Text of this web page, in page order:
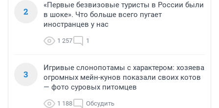
2
«Первые безвизовые туристы в России были
в шоке». Что больше всего пугает
иностранцев у нас
1 257 1
3
Игривые слонопотамы с характером: хозяева
огромных мейн-кунов показали своих котов
— фото суровых питомцев
1 188 Обсудить